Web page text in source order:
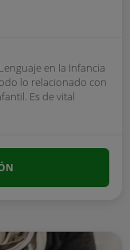
en la Infancia
lo relacionado con
Es de vital